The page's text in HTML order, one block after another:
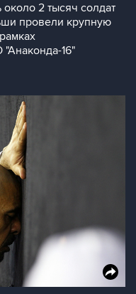
2 тысяч солдат
провели крупную
16"